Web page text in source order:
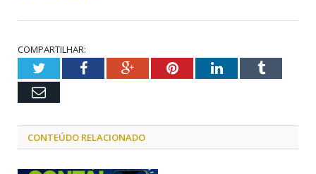
COMPARTILHAR:
TwitterFacebookGoogle+PinterestLinkedInTumblr
Email
CONTEÚDO RELACIONADO